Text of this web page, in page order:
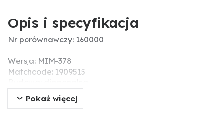
Opis i specyfikacja
Nr porównawczy: 160000
Wersja: MIM-378
Matchcode: 1909515
Rozmiar opony: 190/95-15
Ciśnienie (bar): 2.4
Pokaż więcej